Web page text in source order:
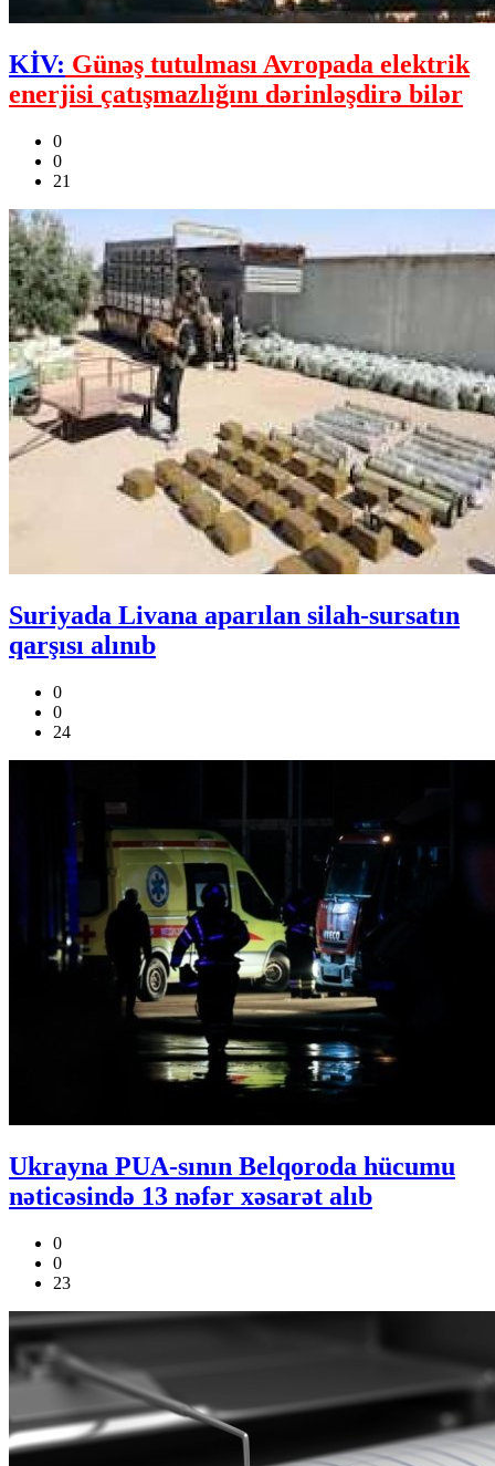
KİV: Günəş tutulması Avropada elektrik
enerjisi çatışmazlığını dərinləşdirə bilər
0
0
21
Suriyada Livana aparılan silah-sursatın
qarşısı alınıb
0
0
24
Ukrayna PUA-sının Belqoroda hücumu
nəticəsində 13 nəfər xəsarət alıb
0
0
23